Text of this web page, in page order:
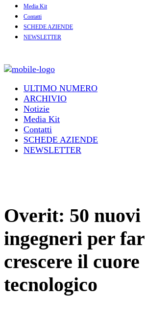
Media Kit
Contatti
SCHEDE AZIENDE
NEWSLETTER
ULTIMO NUMERO
ARCHIVIO
Notizie
Media Kit
Contatti
SCHEDE AZIENDE
NEWSLETTER
Overit: 50 nuovi
ingegneri per far
crescere il cuore
tecnologico